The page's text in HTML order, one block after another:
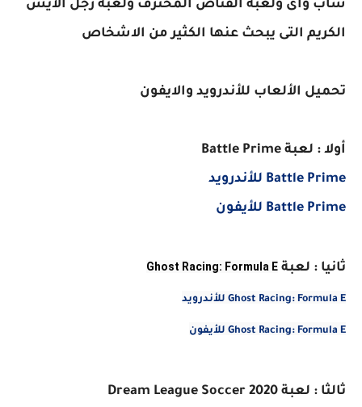
ساب واى ولعبة القناص المحترف ولعبة رجل الأيس
الكريم التى يبحث عنها الكثير من الاشخاص
تحميل الألعاب للأندرويد والايفون
أولا : لعبة Battle Prime
Battle Prime للأندرويد
Battle Prime للأيفون
ثانيا : لعبة Ghost Racing: Formula E
Ghost Racing: Formula E للأندرويد
Ghost Racing: Formula E للأيفون
ثالثا : لعبة Dream League Soccer 2020